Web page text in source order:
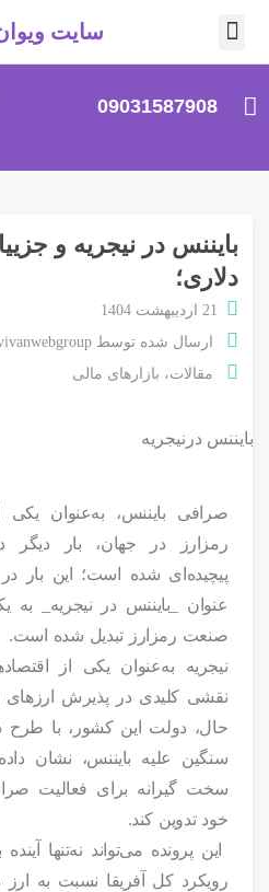
سایت
09031587908
بایننس در نیجریه و
دلاری؛
21 اردیبهشت 1404
ارسال شده توسط
مقالات، بازارهای مالی
صرافی بایننس، به‌عنوان
رمزارز در جهان، بار
پیچیده‌ای شده است؛ این بار در
عنوان _بایننس در نیجریه_
صنعت رمزارز تبدیل شده است.
نیجریه به‌عنوان یکی از
نقشی کلیدی در پذیرش ارزهای
حال، دولت این کشور، با طرح
سنگین علیه بایننس، نشان
سخت‌ گیرانه برای فعالیت
خود تدوین کند.
این پرونده می‌تواند نه‌تنها
رویکرد کل آفریقا نسبت به ارز